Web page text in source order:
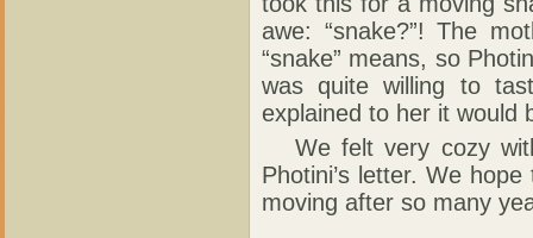
awe: “snake?”! The
“snake” means, so
was quite willing to
explained to her it would
We felt very cozy
Photini’s letter. We
moving after so many